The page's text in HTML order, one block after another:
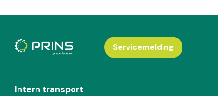
Intern transport
Servicemelding